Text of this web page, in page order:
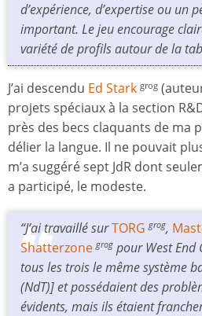
d’expérience, d’expertise ou un
important. Le jeu encourage
variété de profils autour de la
J’ai descendu Ed Stark grog
projets spéciaux à la section
près des becs claquants de ma
délier la langue. Il ne pouvait
m’a suggéré sept JdR dont
a participé, le modeste.
“J’ai travaillé surTORG grog,
Shatterzone grog pour West End
tous les trois le même système
(NdT)] et possédaient des
évidents, mais ils étaient